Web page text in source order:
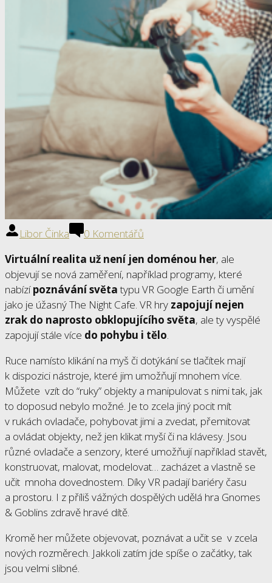
Libor Činka
0 Komentářů
Virtuální realita už není jen doménou her, ale
objevují se nová zaměření, například programy, které
nabízípoznávání světatypu VR Google Earth či umění
jako je úžasný The Night Cafe. VR hry zapojují nejen
zrak do naprosto obklopujícího světa, ale ty vyspělé
zapojují stále více do pohybu i tělo
Ruce namísto klikání na myš či dotýkání se tlačítek mají
k dispozici nástroje, které jim umožňují mnohem více.
Můžete vzít do “ruky” objekty a manipulovat s nimi tak, jak
to doposud nebylo možné. Je to zcela jiný pocit mít
v rukách ovladače, pohybovat jimi a zvedat, přemitovat
a ovládat objekty, než jen klikat myší či na klávesy. Jsou
různé ovladače a senzory, které umožňují například stavět,
konstruovat, malovat, modelovat… zacházet a vlastně se
učit mnoha dovednostem. Díky VR padají bariéry času
a prostoru. I z příliš vážných dospělých udělá hra Gnomes
& Goblins zdravě hravé dítě.
Kromě her můžete objevovat, poznávat a učit se v zcela
nových rozměrech. Jakkoli zatím jde spíše o začátky, tak
jsou velmi slibné.